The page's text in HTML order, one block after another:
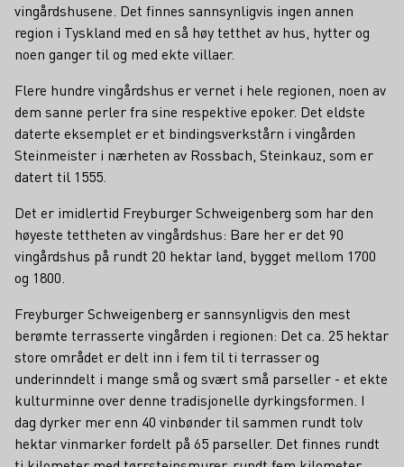
vingårdshusene. Det finnes sannsynligvis ingen annen
region i Tyskland med en så høy tetthet av hus, hytter og
noen ganger til og med ekte villaer.
Flere hundre vingårdshus er vernet i hele regionen, noen av
dem sanne perler fra sine respektive epoker. Det eldste
daterte eksemplet er et bindingsverkstårn i vingården
Steinmeister i nærheten av Rossbach, Steinkauz, som er
datert til 1555.
Det er imidlertid Freyburger Schweigenberg som har den
høyeste tettheten av vingårdshus: Bare her er det 90
vingårdshus på rundt 20 hektar land, bygget mellom 1700
og 1800.
Freyburger Schweigenberg er sannsynligvis den mest
berømte terrasserte vingården i regionen: Det ca. 25 hektar
store området er delt inn i fem til ti terrasser og
underinndelt i mange små og svært små parseller - et ekte
kulturminne over denne tradisjonelle dyrkingsformen. I
dag dyrker mer enn 40 vinbønder til sammen rundt tolv
hektar vinmarker fordelt på 65 parseller. Det finnes rundt